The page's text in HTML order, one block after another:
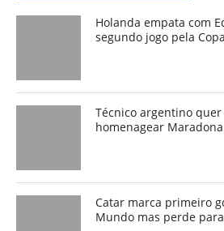
Holanda empata com
segundo jogo pela
Técnico argentino
homenagear Maradona
Catar marca primeiro
Mundo mas perde